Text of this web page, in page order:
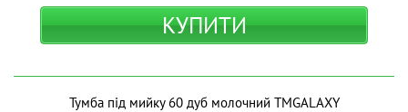
КУПИТИ
Тумба під мийку 60 дуб молочний ТМGALAXY